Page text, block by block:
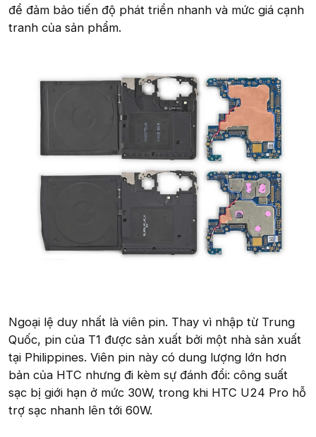
để đảm bảo tiến độ phát triển nhanh và mức giá cạnh
tranh của sản phẩm.
Ngoại lệ duy nhất là viên pin. Thay vì nhập từ Trung
Quốc, pin của T1 được sản xuất bởi một nhà sản xuất
tại Philippines. Viên pin này có dung lượng lớn hơn
bản của HTC nhưng đi kèm sự đánh đổi: công suất
sạc bị giới hạn ở mức 30W, trong khi HTC U24 Pro hỗ
trợ sạc nhanh lên tới 60W.